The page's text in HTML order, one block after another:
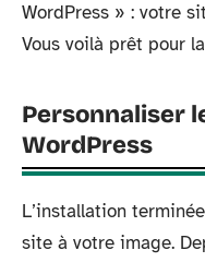
WordPress » : votre
Vous voilà prêt pour
Personnaliser
WordPress
L’installation
site à votre image.